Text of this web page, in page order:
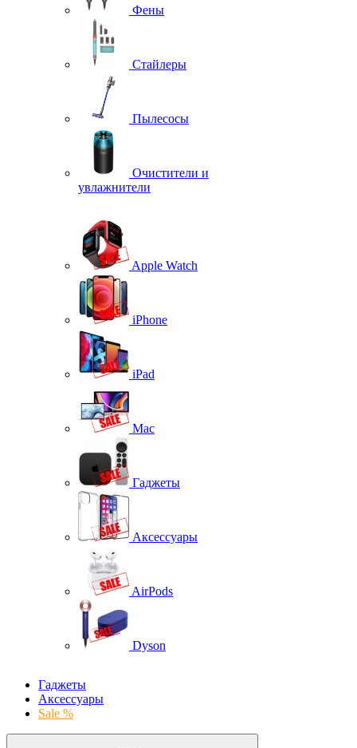
Фены
Стайлеры
Пылесосы
Очистители и
увлажнители
Apple Watch
iPhone
iPad
Mac
Гаджеты
Аксессуары
AirPods
Dyson
Гаджеты
Аксессуары
Sale %